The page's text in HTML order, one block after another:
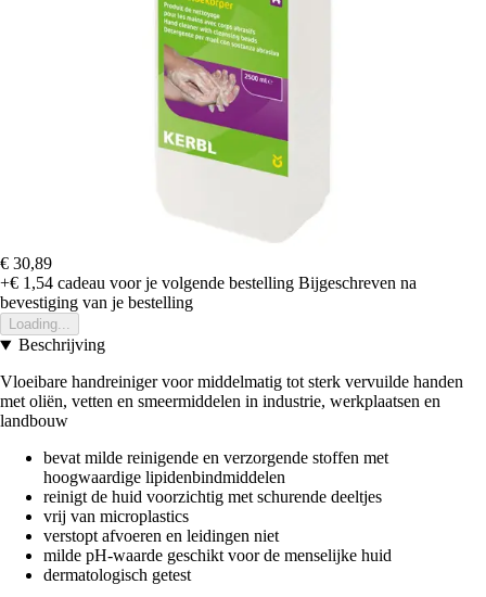
€ 30,89
+€ 1,54 cadeau voor je volgende bestelling Bijgeschreven na
bevestiging van je bestelling
Loading...
Beschrijving
Vloeibare handreiniger voor middelmatig tot sterk vervuilde handen
met oliën, vetten en smeermiddelen in industrie, werkplaatsen en
landbouw
bevat milde reinigende en verzorgende stoffen met
hoogwaardige lipidenbindmiddelen
reinigt de huid voorzichtig met schurende deeltjes
vrij van microplastics
verstopt afvoeren en leidingen niet
milde pH-waarde geschikt voor de menselijke huid
dermatologisch getest